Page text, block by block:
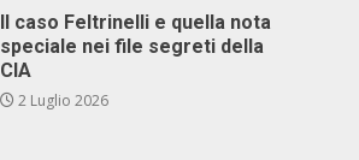
Il caso Feltrinelli e quella nota
speciale nei file segreti della
CIA
2 Luglio 2026